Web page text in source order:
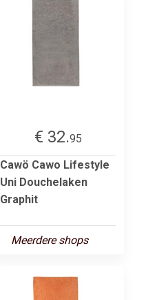
€ 32.95
Cawö Cawo Lifestyle
Uni Douchelaken
Graphit
Meerdere shops